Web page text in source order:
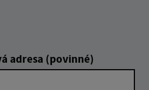
adresa (povinné)